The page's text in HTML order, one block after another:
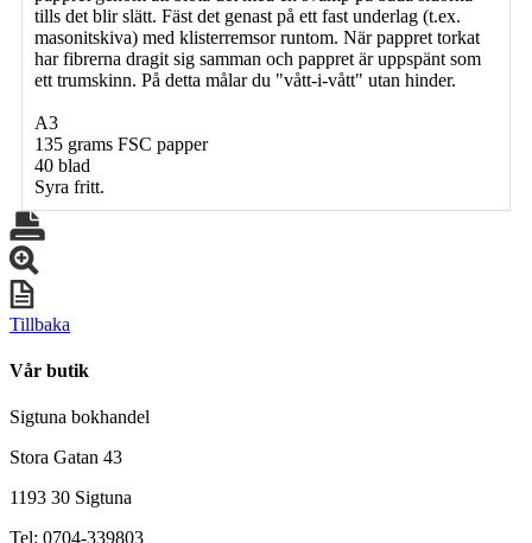
tills det blir slätt. Fäst det genast på ett fast underlag (t.ex.
masonitskiva) med klisterremsor runtom. När pappret torkat
har fibrerna dragit sig samman och pappret är uppspänt som
ett trumskinn. På detta målar du "vått-i-vått" utan hinder.
A3
135 grams FSC papper
40 blad
Syra fritt.
Tillbaka
Vår butik
Sigtuna bokhandel
Stora Gatan 43
1193 30 Sigtuna
Tel: 0704-339803